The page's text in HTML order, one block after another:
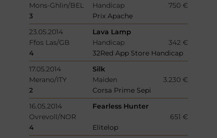
Mons-Ghlin/BEL
Handicap
750 €
3
Prix Apache
23.05.2014
Lava Lamp
Ffos Las/GB
Handicap
342 €
4
32Red App Store Handicap
17.05.2014
Silk
Merano/ITY
Maiden
3.230 €
2
Corsa Prime Sepi
16.05.2014
Fearless Hunter
Ovrevoll/NOR
651 €
4
Elitelop